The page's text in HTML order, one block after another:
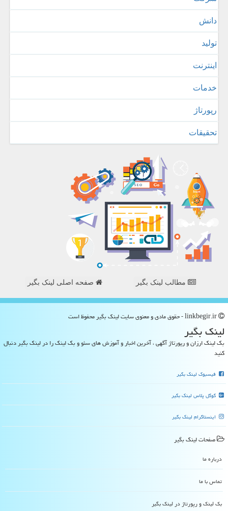
دانش
تولید
اینترنت
خدمات
رپورتاژ
تحقیقات
مطالب لینک بگیر صفحه اصلی لینک بگیر
لینك بگیر
بک لینک ارزان و رپورتاژ آگهی ، آخرین اخبار و آموزش های سئو و بک لینک را در لینک بگیر دنبال
کنید
فیسبوک لینک بگیر
گوگل پلاس لینک بگیر
اینستاگرام لینک بگیر
صفحات لینك بگیر
درباره ما
تماس با ما
بک لینک و رپورتاژ در لینك بگیر